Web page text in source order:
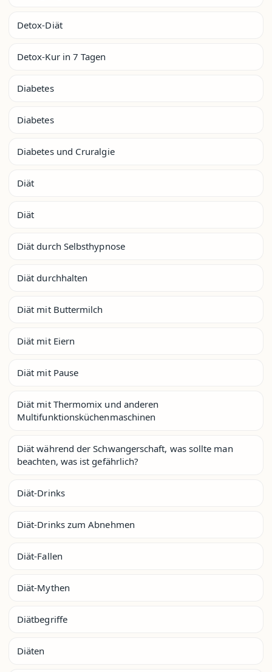
Detox-Diät
Detox-Kur in 7 Tagen
Diabetes
Diabetes
Diabetes und Cruralgie
Diät
Diät
Diät durch Selbsthypnose
Diät durchhalten
Diät mit Buttermilch
Diät mit Eiern
Diät mit Pause
Diät mit Thermomix und anderen
Multifunktionsküchenmaschinen
Diät während der Schwangerschaft, was sollte man
beachten, was ist gefährlich?
Diät-Drinks
Diät-Drinks zum Abnehmen
Diät-Fallen
Diät-Mythen
Diätbegriffe
Diäten